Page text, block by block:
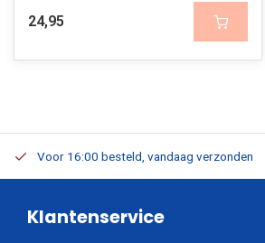
24,95
Voor 16:00 besteld, vandaag verzonden
Klantenservice